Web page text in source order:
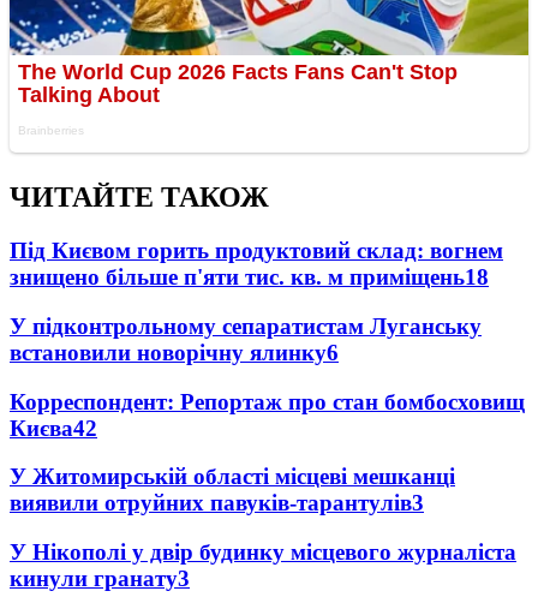
ЧИТАЙТЕ ТАКОЖ
Під Києвом горить продуктовий склад: вогнем
знищено більше п'яти тис. кв. м приміщень18
У підконтрольному сепаратистам Луганську
встановили новорічну ялинку6
Корреспондент: Репортаж про стан бомбосховищ
Києва42
У Житомирській області місцеві мешканці
виявили отруйних павуків-тарантулів3
У Нікополі у двір будинку місцевого журналіста
кинули гранату3